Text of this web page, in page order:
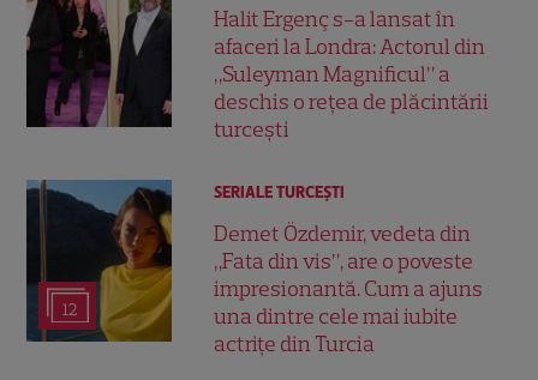
Halit Ergenç s-a lansat în
afaceri la Londra: Actorul din
„Suleyman Magnificul” a
deschis o rețea de plăcintării
turcești
12
SERIALE TURCEŞTI
Demet Özdemir, vedeta din
„Fata din vis”, are o poveste
impresionantă. Cum a ajuns
una dintre cele mai iubite
actrițe din Turcia